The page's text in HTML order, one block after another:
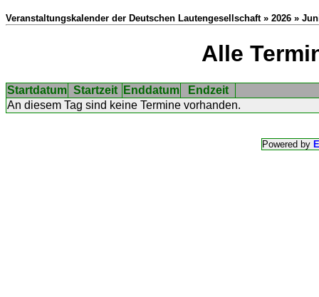
Veranstaltungskalender der Deutschen Lautengesellschaft » 2026 »
Alle
Startdatum Startzeit Enddatum
Endzeit
An diesem Tag sind keine Termine vorhanden.
Powered by